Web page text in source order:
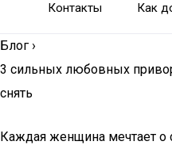
Контакты Как
Блог ›
3 сильных любовных
снять
Каждая женщина мечтает